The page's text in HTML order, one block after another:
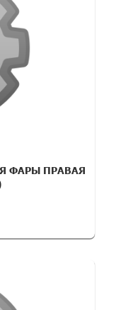
ФАРЫ ПРАВАЯ